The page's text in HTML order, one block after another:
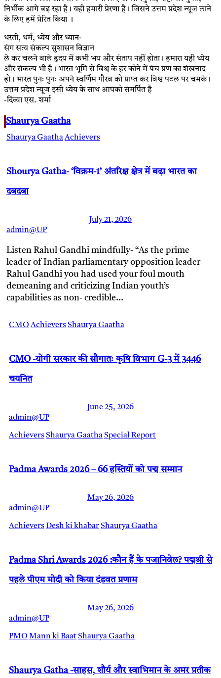
निर्भीक आगे बढ़ रहा है। यही हमारी प्रेरणा है। जिसने उत्तम प्रदेश न्यूज लाने
के लिए हमें प्रेरित किया ।
धरती, धर्म, ध्येय और ध्यान-
संग सत्य संकल्प सुशासन विज्ञान
ले कर चलने वाले हृदय में कभी भय और संताप नहीं होता। हमारा यही ध्येय
और संकल्प भी है। भारत भूमि से विश्व के हर कोने में पंच प्रण का शंखनाद
हो। भारत पुनः पुनः अपने स्वर्णिम गौरव को प्राप्त कर विश्व पटल पर चमके।
उत्तम प्रदेश न्यूज इसी ध्येय के साथ आपको समर्पित है
-दिव्या एस. शर्मा
Shaurya Gaatha
Shaurya GaathaAchievers
Shourya Gatha- ‘विक्रम-1’ अंतरिक्ष क्षेत्र में बढ़ा भारत का
दबदबा
July 21, 2026
admin@UP
Listen Rahul Gandhi mindfully- “As the prime
leader of Indian parliamentary opposition leader
Rahul Gandhi you had used your foul mouth
demeaning and criticizing Indian youth’s
capabilities as non- credible…
CMO AchieversShaurya Gaatha
CMO -योगी सरकार की सौगातः कृषि विभाग G-3 में 3446
चयनित
June 25, 2026
admin@UP
AchieversShaurya GaathaSpecial Report
Padma Awards 2026 – 66 हस्तियों को पद्म सम्मान
May 26, 2026
admin@UP
AchieversDesh ki khabarShaurya Gaatha
Padma Shri Awards 2026 :कौन हैं के पजानिवेल? पद्मश्री से
पहले पीएम मोदी को किया दंडवत प्रणाम
May 26, 2026
admin@UP
PMO Mann ki BaatShaurya Gaatha
Shaurya Gatha -साहस, शौर्य और स्वाभिमान के अमर प्रतीक